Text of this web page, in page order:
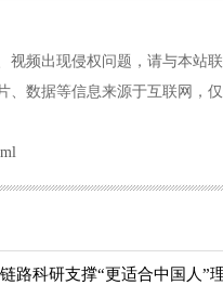
频出现侵权问题，请与本站联
、数据等信息来源于互联网，
路科研支撑“更适合中国人”